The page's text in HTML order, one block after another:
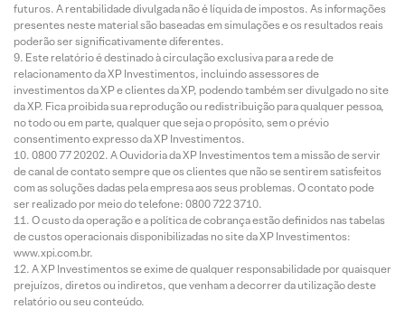
futuros. A rentabilidade divulgada não é líquida de impostos. As informações
presentes neste material são baseadas em simulações e os resultados reais
poderão ser significativamente diferentes.
Este relatório é destinado à circulação exclusiva para a rede de
relacionamento da XP Investimentos, incluindo assessores de
investimentos da XP e clientes da XP, podendo também ser divulgado no site
da XP. Fica proibida sua reprodução ou redistribuição para qualquer pessoa,
no todo ou em parte, qualquer que seja o propósito, sem o prévio
consentimento expresso da XP Investimentos.
0800 77 20202. A Ouvidoria da XP Investimentos tem a missão de servir
de canal de contato sempre que os clientes que não se sentirem satisfeitos
com as soluções dadas pela empresa aos seus problemas. O contato pode
ser realizado por meio do telefone: 0800 722 3710.
O custo da operação e a política de cobrança estão definidos nas tabelas
de custos operacionais disponibilizadas no site da XP Investimentos:
www.xpi.com.br.
A XP Investimentos se exime de qualquer responsabilidade por quaisquer
prejuízos, diretos ou indiretos, que venham a decorrer da utilização deste
relatório ou seu conteúdo.